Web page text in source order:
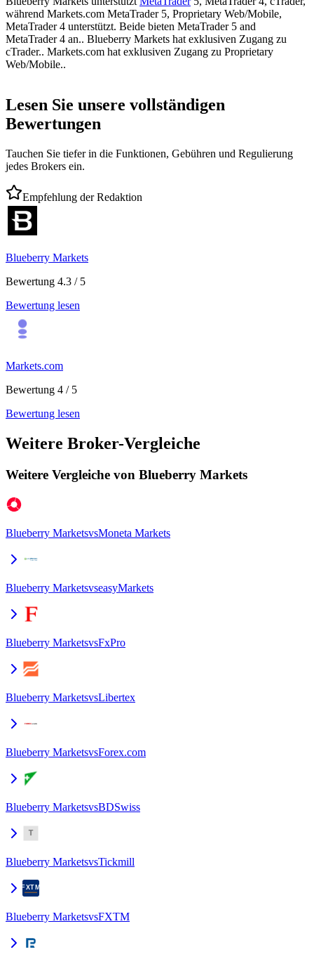
während Markets.com MetaTrader 5, Proprietary Web/Mobile,
MetaTrader 4 unterstützt. Beide bieten MetaTrader 5 and
MetaTrader 4 an.. Blueberry Markets hat exklusiven Zugang zu
cTrader.. Markets.com hat exklusiven Zugang zu Proprietary
Web/Mobile..
Lesen Sie unsere vollständigen
Bewertungen
Tauchen Sie tiefer in die Funktionen, Gebühren und Regulierung
jedes Brokers ein.
Empfehlung der Redaktion
Blueberry Markets
Bewertung 4.3 / 5
Bewertung lesen
Markets.com
Bewertung 4 / 5
Bewertung lesen
Weitere Broker-Vergleiche
Weitere Vergleiche von Blueberry Markets
Blueberry MarketsvsMoneta Markets
Blueberry MarketsvseasyMarkets
Blueberry MarketsvsFxPro
Blueberry MarketsvsLibertex
Blueberry MarketsvsForex.com
Blueberry MarketsvsBDSwiss
Blueberry MarketsvsTickmill
Blueberry MarketsvsFXTM